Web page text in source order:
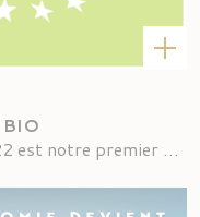
Après 3 années de conversion, 2022 est notre premier millés